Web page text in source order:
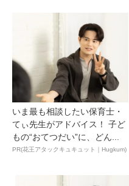
いま最も相談したい保育士・
てぃ先生がアドバイス！ 子ど
もの“おてつだい”に、どん...
PR(花王アタックキュキュット｜Hugkum)